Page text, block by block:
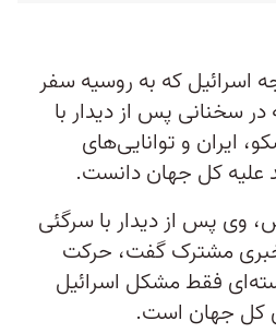
اسرائیل که به روسیه سفر
سخنانی پس از دیدار با
ایران و توانایی‌های
علیه کل جهان دانست.
وی پس از دیدار با سرگئی
مشترک گفت، حرکت
فقط مشکل اسرائیل
کل جهان است.